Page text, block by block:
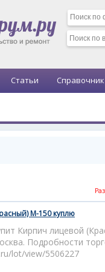
Статьи
М-150 куплю
Кирпич лицевой
Подробности
lot/view/5506227